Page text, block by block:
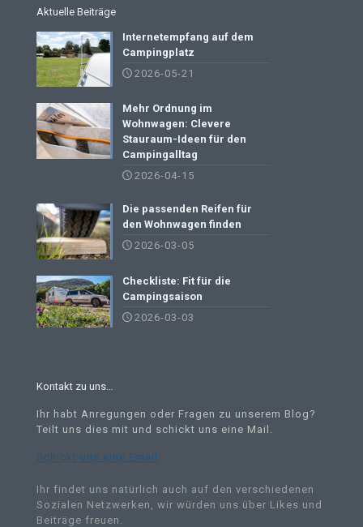
Aktuelle Beiträge
Internetempfang auf dem
Campingplatz
2026-05-21
Mehr Ordnung im
Wohnwagen: Clevere
Stauraum-Ideen für den
Campingalltag
2026-04-15
Die passenden Reifen für
den Wohnwagen finden
2026-03-05
Checkliste: Fit für die
Campingsaison
2026-03-03
Kontakt zu uns…
Ihr habt Anregungen oder Fragen zu unserem Blog?
Teilt uns dies mit und schickt uns eine Mail
Schickt uns eine Email
Ihr findet uns natürlich auch auf den verschiedenen
Sozialen Netzwerken, wir würden uns über Likes und
Beiträge freuen.